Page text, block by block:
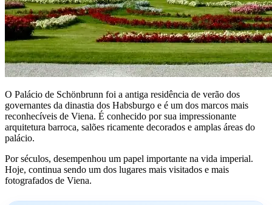
O Palácio de Schönbrunn foi a antiga residência de verão dos
governantes da dinastia dos Habsburgo e é um dos marcos mais
reconhecíveis de Viena. É conhecido por sua impressionante
arquitetura barroca, salões ricamente decorados e amplas áreas do
palácio.
Por séculos, desempenhou um papel importante na vida imperial.
Hoje, continua sendo um dos lugares mais visitados e mais
fotografados de Viena.